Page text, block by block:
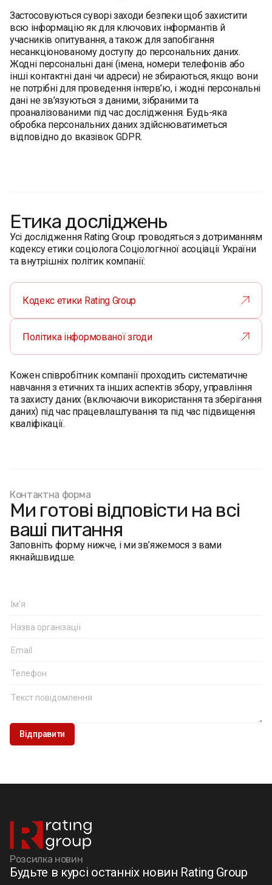
Застосовуються суворі заходи безпеки щоб захистити
всю інформацію як для ключових інформантів й
учасників опитування, а також для запобігання
несанкціонованому доступу до персональних даних.
Жодні персональні дані (імена, номери телефонів або
інші контактні дані чи адреси) не збираються, якщо вони
не потрібні для проведення інтерв’ю, і жодні персональні
дані не зв’язуються з даними, зібраними та
проаналізованими під час дослідження. Будь-яка
обробка персональних даних здійснюватиметься
відповідно до вказівок GDPR.
Етика досліджень
Усі дослідження Rating Group проводяться з дотриманням
кодексу етики соціолога Соціологічної асоціації України
та внутрішніх політик компанії:
Кодекс етики Rating Group
Політика інформованої згоди
Кожен співробітник компанії проходить систематичне
навчання з етичних та інших аспектів збору, управління
та захисту даних (включаючи використання та зберігання
даних) під час працевлаштування та під час підвищення
кваліфікації.
Контактна форма
Ми готові відповісти на всі
ваші питання
Заповніть форму нижче, і ми зв’яжемося з вами
якнайшвидше.
Розсилка новин
Будьте в курсі останніх новин Rating Group